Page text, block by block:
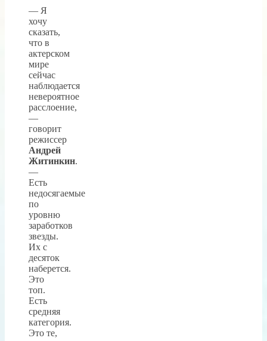
— Я
хочу
сказать,
что в
актерском
мире
сейчас
наблюдается
невероятное
расслоение,
—
говорит
режиссер
Андрей
Житинкин.
—
Есть
недосягаемые
по
уровню
заработков
звезды.
Их с
десяток
наберется.
Это
топ.
Есть
средняя
категория.
Это те,